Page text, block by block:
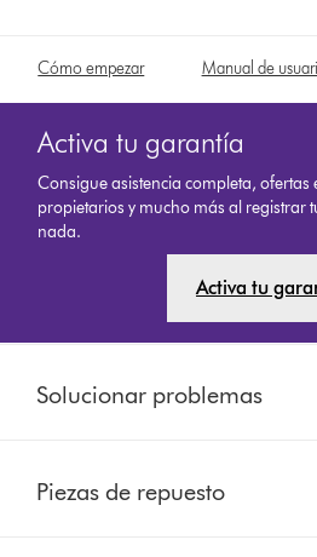
Cómo empezar Manual de
Activa tu garantía
Consigue asistencia completa, ofertas
propietarios y mucho más al registrar
nada.
Activa tu
Solucionar problemas
Piezas de repuesto